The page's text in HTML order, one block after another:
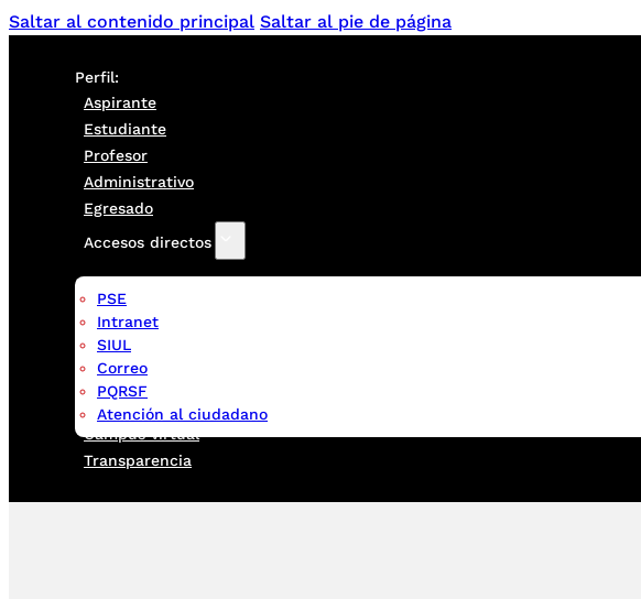
Saltar al contenido principal Saltar al pie de página
Perfil:
Aspirante
Estudiante
Profesor
Administrativo
Egresado
Accesos directos
PSE
Intranet
SIUL
Correo
PQRSF
Atención al ciudadano
Campus virtual
Transparencia